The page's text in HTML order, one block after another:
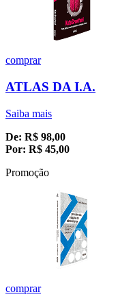
comprar
ATLAS DA I.A.
Saiba mais
De: R$ 98,00
Por: R$ 45,00
Promoção
comprar